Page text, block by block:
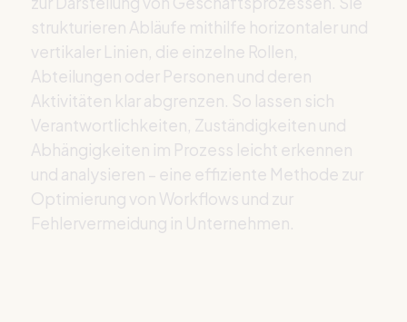
strukturieren Abläufe mithilfe horizontaler und
vertikaler Linien, die einzelne Rollen,
Abteilungen oder Personen und deren
Aktivitäten klar abgrenzen. So lassen sich
Verantwortlichkeiten, Zuständigkeiten und
Abhängigkeiten im Prozess leicht erkennen
und analysieren – eine effiziente Methode zur
Optimierung von Workflows und zur
Fehlervermeidung in Unternehmen.